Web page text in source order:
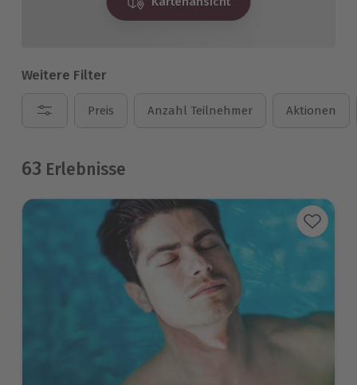
Weitere Filter
Preis Anzahl Teilnehmer Aktionen
63 Erlebnisse